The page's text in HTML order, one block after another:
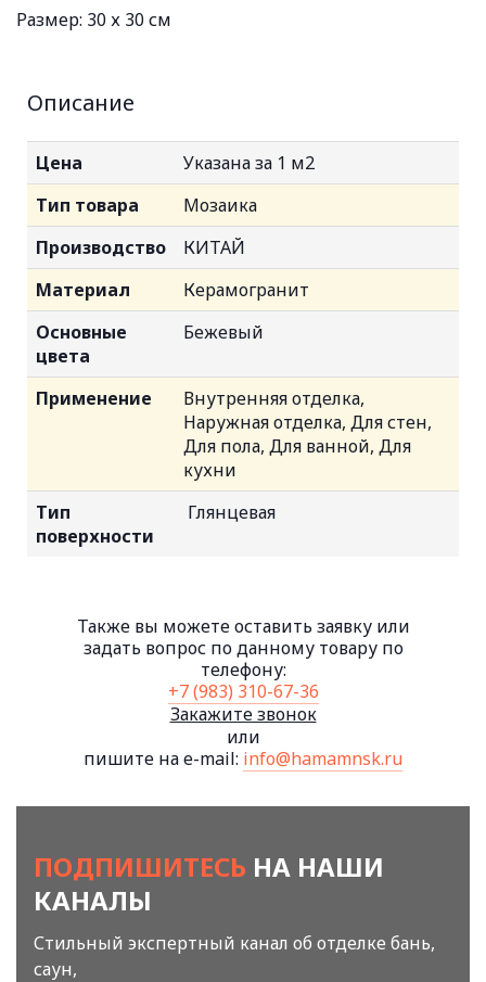
Размер: 30 х 30 см
Описание
Цена
Указана за 1 м2
Тип товара
Мозаика
Производство
КИТАЙ
Материал
Керамогранит
Основные
цвета
Бежевый
Применение
Внутренняя отделка,
Наружная отделка, Для стен,
Для пола, Для ванной, Для
кухни
Тип
поверхности
Глянцевая
Также вы можете оставить заявку или
задать вопрос по данному товару по
телефону:
+7 (983) 310-67-36
Закажите звонок
или
пишите на e-mail: info@hamamnsk.ru
ПОДПИШИТЕСЬ НА НАШИ
КАНАЛЫ
Стильный экспертный канал об отделке бань,
саун,